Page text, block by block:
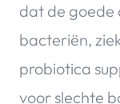
dat de goede
bacteriën,
probiotica
voor slechte